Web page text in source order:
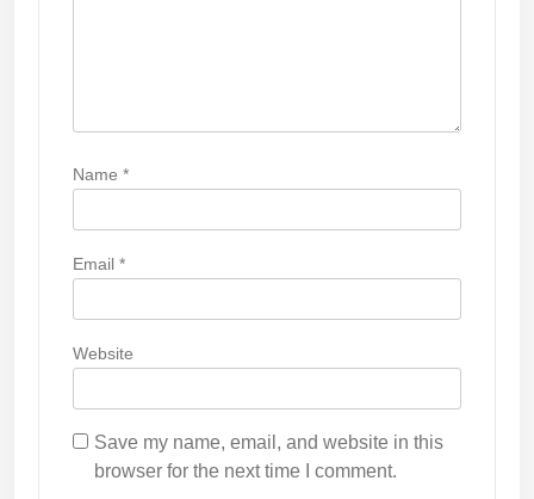
Name *
Email *
Website
Save my name, email, and website in this
browser for the next time I comment.